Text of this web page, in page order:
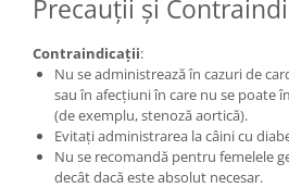
Precauții și
Contraindicații:
Nu se administrează în cazuri de
sau în afecțiuni în care nu se poate
(de exemplu, stenoză aortică).
Evitați administrarea la câini cu
Nu se recomandă pentru femelele
decât dacă este absolut necesar.